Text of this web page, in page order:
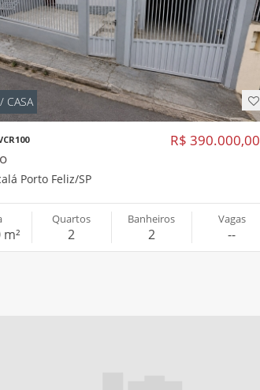
CASA
R$ 390.000,00
Porto Feliz/SP
Quartos
2
Banheiros
2
Vagas
--